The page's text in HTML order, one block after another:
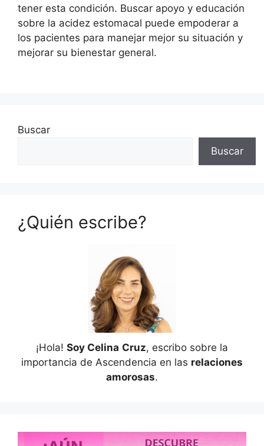
tener esta condición. Buscar apoyo y educación
sobre la acidez estomacal puede empoderar a
los pacientes para manejar mejor su situación y
mejorar su bienestar general.
Buscar
Buscar
¿Quién escribe?
¡Hola! Soy Celina Cruz, escribo sobre la
importancia de Ascendencia en las relaciones
amorosas.